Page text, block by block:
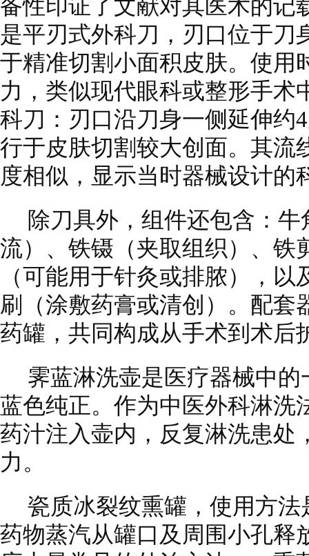
备性印证了文献对其医术的记
是平刃式外科刀，刃口位于刀
于精准切割小面积皮肤。使用
力，类似现代眼科或整形手术
科刀：刃口沿刀身一侧延伸约
行于皮肤切割较大创面。其流
度相似，显示当时器械设计的
除刀具外，组件还包含：
流）、铁镊（夹取组织）、铁
（可能用于针灸或排脓），
刷（涂敷药膏或清创）。配套
药罐，共同构成从手术到术后
霁蓝淋洗壶是医疗器械中
蓝色纯正。作为中医外科淋洗
药汁注入壶内，反复淋洗患处
力。
瓷质冰裂纹熏罐，使用方
药物蒸汽从罐口及周围小孔释